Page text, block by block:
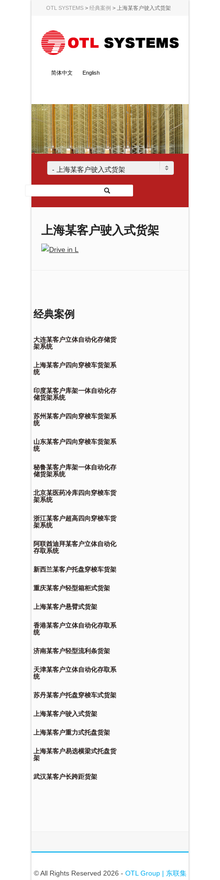
OTL SYSTEMS > 经典案例 > 上海某客户驶入式货架
简体中文 English
- 上海某客户驶入式货架
上海某客户驶入式货架
经典案例
大连某客户立体自动化存储货
架系统
上海某客户四向穿梭车货架系
统
印度某客户库架一体自动化存
储货架系统
苏州某客户四向穿梭车货架系
统
山东某客户四向穿梭车货架系
统
秘鲁某客户库架一体自动化存
储货架系统
北京某医药冷库四向穿梭车货
架系统
浙江某客户超高四向穿梭车货
架系统
阿联酋迪拜某客户立体自动化
存取系统
新西兰某客户托盘穿梭车货架
重庆某客户轻型箱柜式货架
上海某客户悬臂式货架
香港某客户立体自动化存取系
统
济南某客户轻型流利条货架
天津某客户立体自动化存取系
统
苏丹某客户托盘穿梭车式货架
上海某客户驶入式货架
上海某客户重力式托盘货架
上海某客户易选横梁式托盘货
架
武汉某客户长跨距货架
© All Rights Reserved 2026 - OTL Group | 东联集